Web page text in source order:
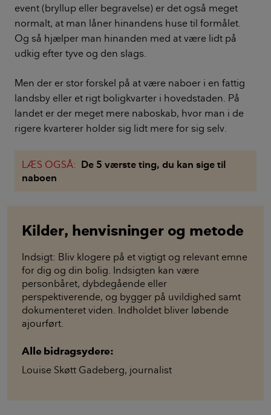
event (bryllup eller begravelse) er det også meget
normalt, at man låner hinandens huse til formålet.
Og så hjælper man hinanden med at være lidt på
udkig efter tyve og den slags.
Men der er stor forskel på at være naboer i en fattig
landsby eller et rigt boligkvarter i hovedstaden. På
landet er der meget mere naboskab, hvor man i de
rigere kvarterer holder sig lidt mere for sig selv.
LÆS OGSÅ: De 5 værste ting, du kan sige til
naboen
Kilder, henvisninger og metode
Indsigt: Bliv klogere på et vigtigt og relevant emne
for dig og din bolig. Indsigten kan være
personbåret, dybdegående eller
perspektiverende, og bygger på uvildighed samt
dokumenteret viden. Indholdet bliver løbende
ajourført.
Alle bidragsydere:
Louise Skøtt Gadeberg, journalist